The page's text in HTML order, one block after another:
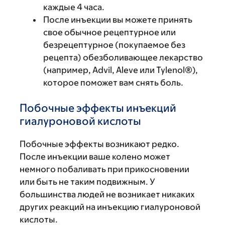
каждые 4 часа.
После инъекции вы можете принять
свое обычное рецептурное или
безрецептурное (покупаемое без
рецепта) обезболивающее лекарство
(например, Advil, Aleve или Tylenol®),
которое поможет вам снять боль.
Побочные эффекты инъекций
гиалуроновой кислоты
Побочные эффекты возникают редко.
После инъекции ваше колено может
немного побаливать при прикосновении
или быть не таким подвижным. У
большинства людей не возникает никаких
других реакций на инъекцию гиалуроновой
кислоты.